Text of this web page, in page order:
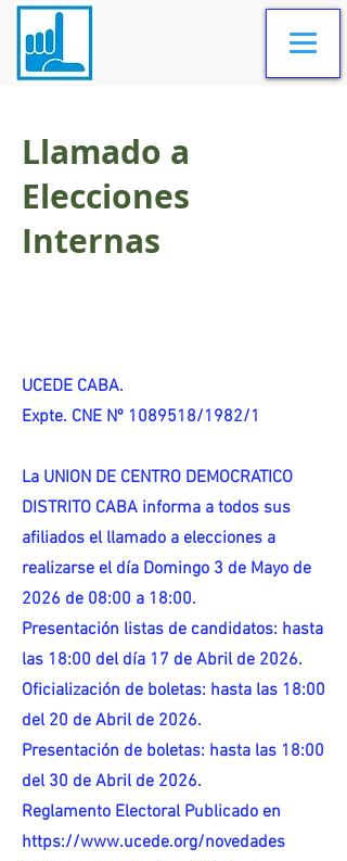
Llamado a
Elecciones
Internas
UCEDE CABA.
Expte. CNE Nº 1089518/1982/1
La UNION DE CENTRO DEMOCRATICO
DISTRITO CABA informa a todos sus
afiliados el llamado a elecciones a
realizarse el día Domingo 3 de Mayo de
2026 de 08:00 a 18:00.
Presentación listas de candidatos: hasta
las 18:00 del día 17 de Abril de 2026.
Oficialización de boletas: hasta las 18:00
del 20 de Abril de 2026.
Presentación de boletas: hasta las 18:00
del 30 de Abril de 2026.
Reglamento Electoral Publicado en
https://www.ucede.org/novedades